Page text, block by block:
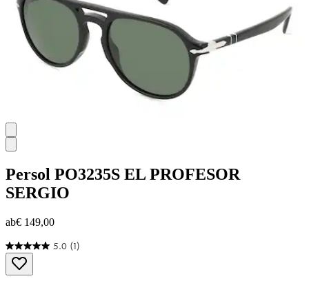
Persol PO3235S EL PROFESOR
SERGIO
ab€ 149,00
5.0 (1)
5.0
von
5